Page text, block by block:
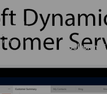
Solucions